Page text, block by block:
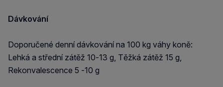
Dávkování
Doporučené denní dávkování na 100 kg váhy koně:
Lehká a střední zátěž 10-13 g, Těžká zátěž 15 g,
Rekonvalescence 5 -10 g